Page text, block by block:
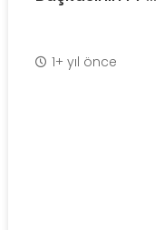
1+ yıl önce